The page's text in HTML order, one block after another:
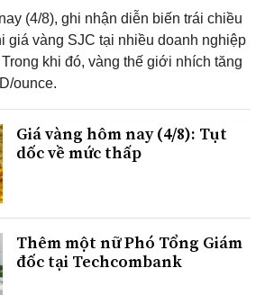
(4/8), ghi nhận diễn biến trái chiều
giá vàng SJC tại nhiều doanh nghiệp
khi đó, vàng thế giới nhích tăng
ounce.
Giá vàng hôm nay (4/8): Tụt
dốc về mức thấp
Thêm một nữ Phó Tổng Giám
đốc tại Techcombank